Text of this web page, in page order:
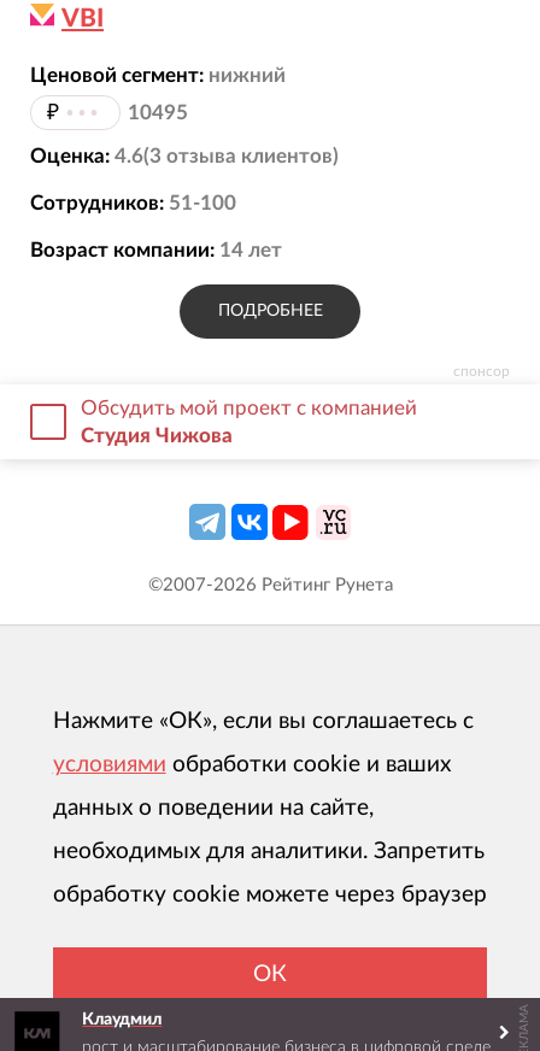
спонсор
VBI
Ценовой сегмент: нижний
₽ ••• 10495
Оценка: 4.6(3 отзыва клиентов)
Сотрудников: 51-100
Возраст компании: 14 лет
ПОДРОБНЕЕ
Обсудить мой проект с компанией
Студия Чижова
Клаудмил
рост и масштабирование бизнеса в цифровой среде
РЕКЛАМА
©2007-2026 Рейтинг Рунета
Нажмите «ОК», если вы соглашаетесь с
условиями обработки cookie и ваших
данных о поведении на сайте,
необходимых для аналитики. Запретить
обработку cookie можете через браузер
ОК